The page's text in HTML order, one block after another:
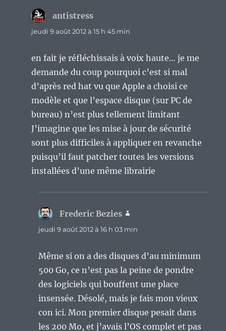
antistress
jeudi 9 août 2012 à 15 h 45 min
en fait je réfléchissais à voix haute… je me
demande du coup pourquoi c’est si mal
d’après red hat vu que Apple a choisi ce
modèle et que l’espace disque (sur PC de
bureau) n’est plus tellement limitant
J’imagine que les mise à jour de sécurité
sont plus difficiles à appliquer en revanche
puisqu’il faut patcher toutes les versions
installées d’une même librairie
Frederic Bezies
jeudi 9 août 2012 à 16 h 03 min
Même si on a des disques d’au minimum
500 Go, ce n’est pas la peine de pondre
des logiciels qui bouffent une place
insensée. Désolé, mais je fais mon vieux
con ici. Mon premier disque pesait dans
les 200 Mo, et j’avais l’OS complet et pas